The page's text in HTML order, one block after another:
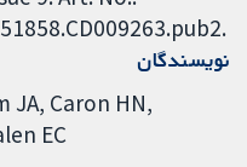
نویسندگان
JA Caron HN
EC